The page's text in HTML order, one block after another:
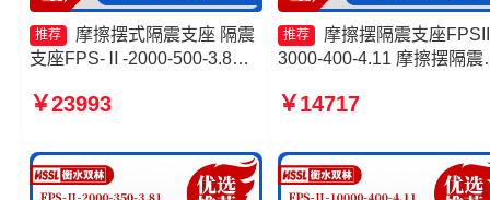
推荐
摩擦摆式隔震支座 隔震
支座FPS-Ⅱ-2000-500-3.8生
摩擦摆隔震支座FPSII-10000-
￥23993
推荐
摩擦摆隔震支座
3000-400-4.11 摩擦摆隔震
定制源头工厂 建筑摩擦摆
￥14717